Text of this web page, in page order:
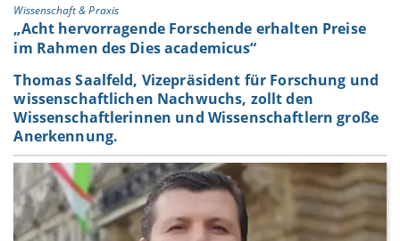
Wissenschaft & Praxis
„Acht hervorragende Forschende erhalten Preise
im Rahmen des Dies academicus“
Thomas Saalfeld, Vizepräsident für Forschung und
wissenschaftlichen Nachwuchs, zollt den
Wissenschaftlerinnen und Wissenschaftlern große
Anerkennung.